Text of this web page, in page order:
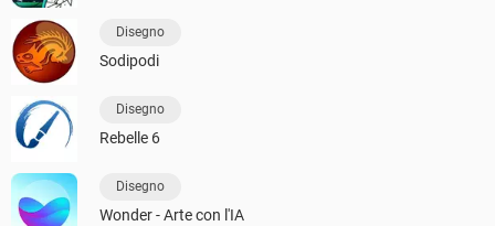
Disegno
Sodipodi
Disegno
Rebelle 6
Disegno
Wonder - Arte con l'IA